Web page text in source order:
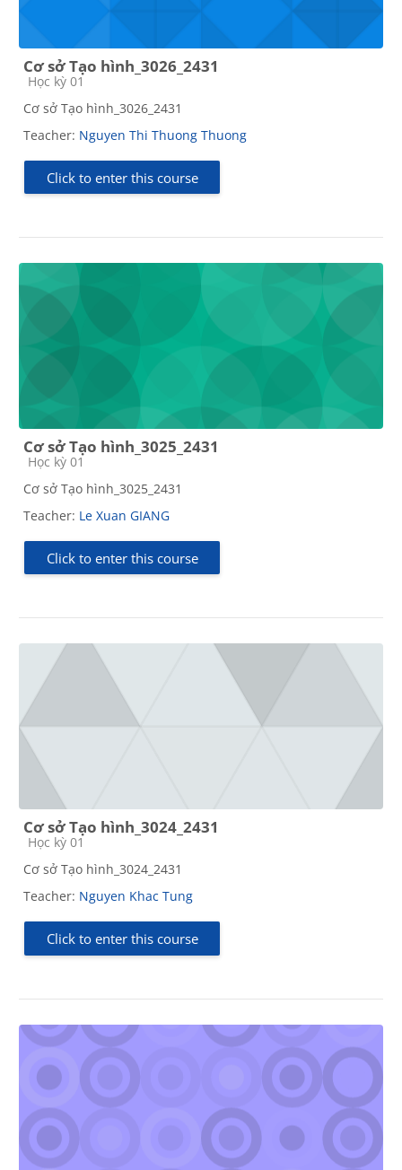
Cơ sở Tạo hình_3026_2431
Course category
Học kỳ 01
Cơ sở Tạo hình_3026_2431
Teacher: Nguyen Thi Thuong Thuong
Click to enter this course
Cơ sở Tạo hình_3025_2431
Course category
Học kỳ 01
Cơ sở Tạo hình_3025_2431
Teacher: Le Xuan GIANG
Click to enter this course
Cơ sở Tạo hình_3024_2431
Course category
Học kỳ 01
Cơ sở Tạo hình_3024_2431
Teacher: Nguyen Khac Tung
Click to enter this course